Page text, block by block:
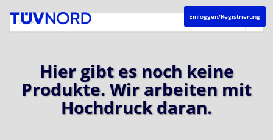
Einloggen/Registrierung
Hier gibt es noch keine
Produkte. Wir arbeiten mit
Hochdruck daran.